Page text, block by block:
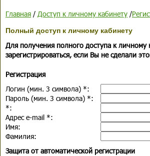
Главная / Доступ к личному кабинету /
Полный доступ к личному кабинету
Для получения полного доступа к
зарегистрироваться, если Вы не сделали
Регистрация
Логин (мин. 3 символа) *:
Пароль (мин. 3 символа) *:
*:
Адрес e-mail *:
Имя:
Фамилия:
Защита от автоматической регистрации